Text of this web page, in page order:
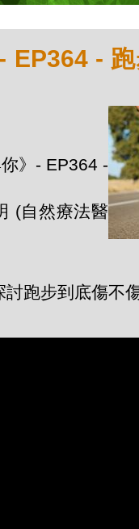
EP364 -
》- EP364 -
(自然療法醫
跑步到底傷不